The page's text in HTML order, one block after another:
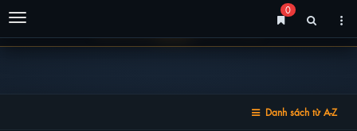
Menu
0
Danh sách từ A-Z